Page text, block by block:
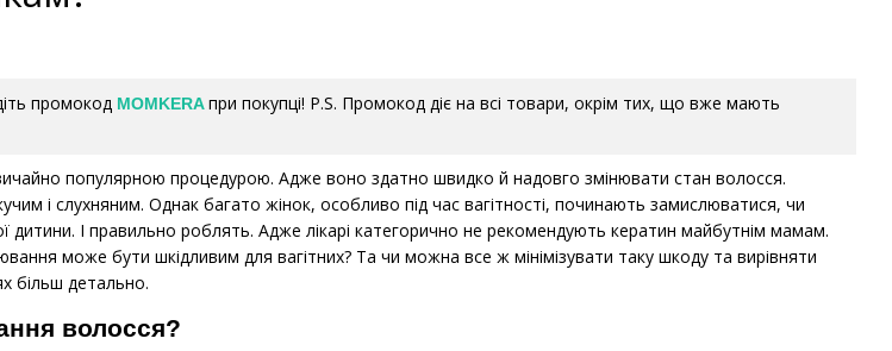
промокод MOMKERAпри покупці! P.S. Промокод діє на всі товари, окрім тих, що вже мають
популярною процедурою. Адже воно здатно швидко й надовго змінювати стан волосся.
і слухняним. Однак багато жінок, особливо під час вагітності, починають замислюватися, чи
дитини. І правильно роблять. Адже лікарі категорично не рекомендують кератин майбутнім мамам.
може бути шкідливим для вагітних? Та чи можна все ж мінімізувати таку шкоду та вирівняти
більш детально.
волосся?